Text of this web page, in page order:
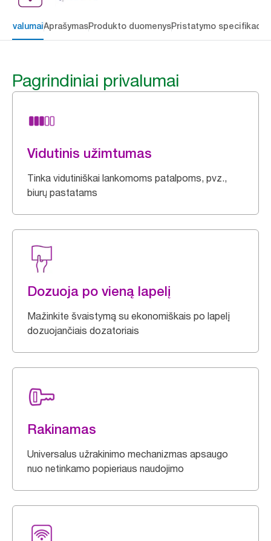
AprašymasProdukto duomenysPristatymo
Pagrindiniai privalumai
Vidutinis užimtumas
Tinka vidutiniškai lankomoms patalpoms, pvz.,
biurų pastatams
Dozuoja po vieną lapelį
Mažinkite švaistymą su ekonomiškais po lapelį
dozuojančiais dozatoriais
Rakinamas
Universalus užrakinimo mechanizmas apsaugo
nuo netinkamo popieriaus naudojimo